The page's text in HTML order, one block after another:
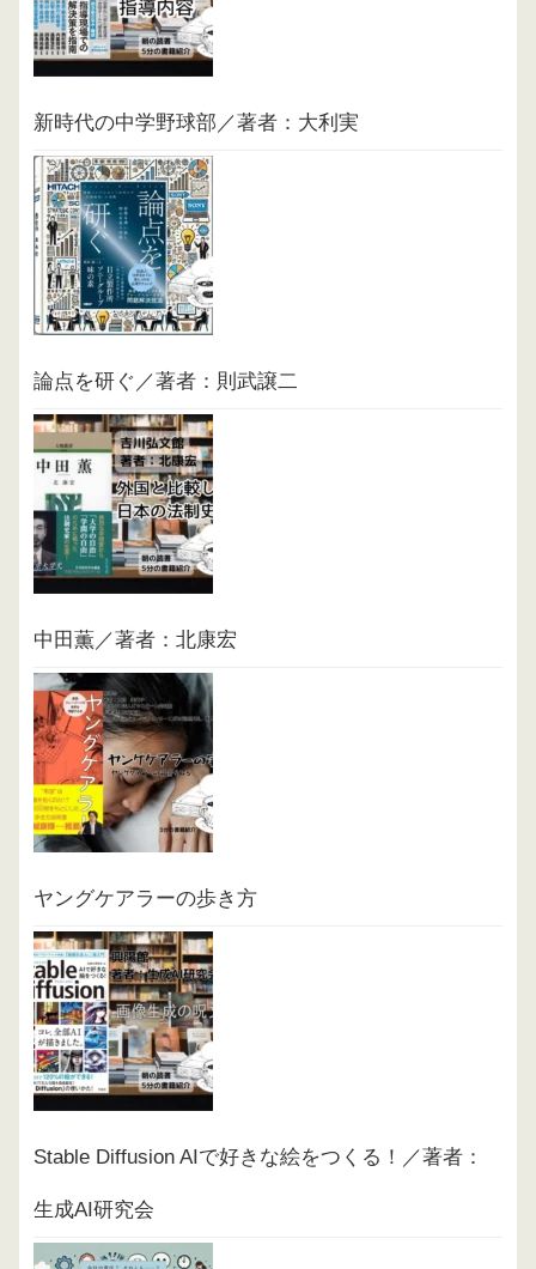
新時代の中学野球部／著者：大利実
論点を研ぐ／著者：則武譲二
中田薫／著者：北康宏
ヤングケアラーの歩き方
Stable Diffusion AIで好きな絵をつくる！／著者：
生成AI研究会